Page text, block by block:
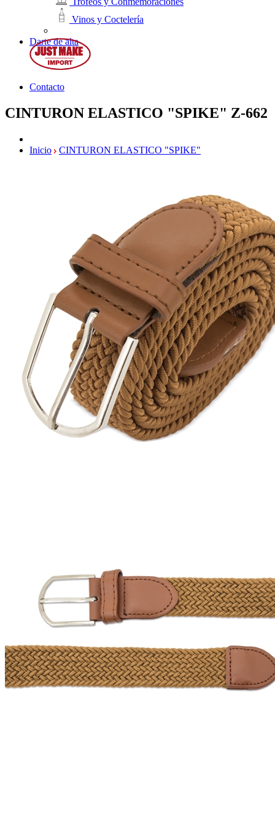
Vinos y Coctelería
Darte de alta
Contacto
CINTURON ELASTICO "SPIKE" Z-662
Inicio CINTURON ELASTICO "SPIKE"